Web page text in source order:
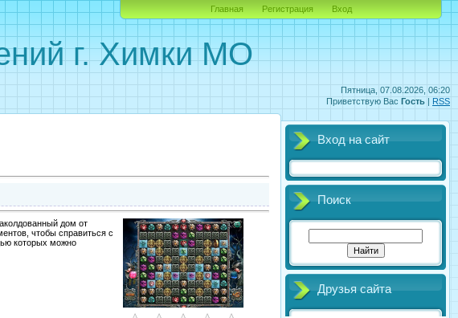
Пятница, 07.08.2026, 06:20
Приветствую Вас Гость | RSS
г. Химки МО
Главная Регистрация Вход
дом от
чтобы справиться с
которых можно
Вход на сайт
Поиск
Друзья сайта